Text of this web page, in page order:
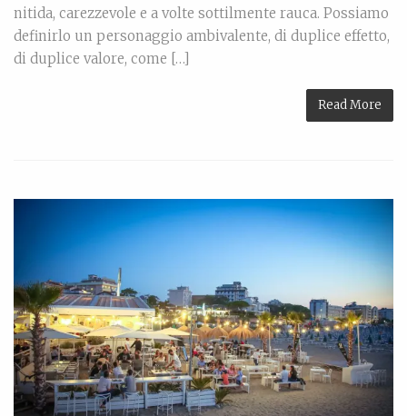
nitida, carezzevole e a volte sottilmente rauca. Possiamo
definirlo un personaggio ambivalente, di duplice effetto,
di duplice valore, come […]
Read More